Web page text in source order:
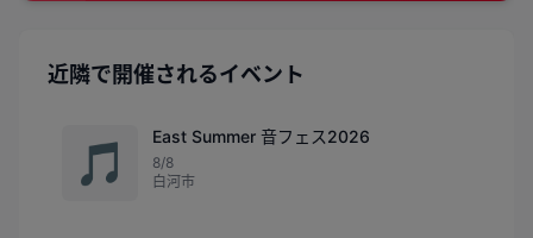
近隣で開催されるイベント
🎵
East Summer 音フェス2026
8/8
白河市